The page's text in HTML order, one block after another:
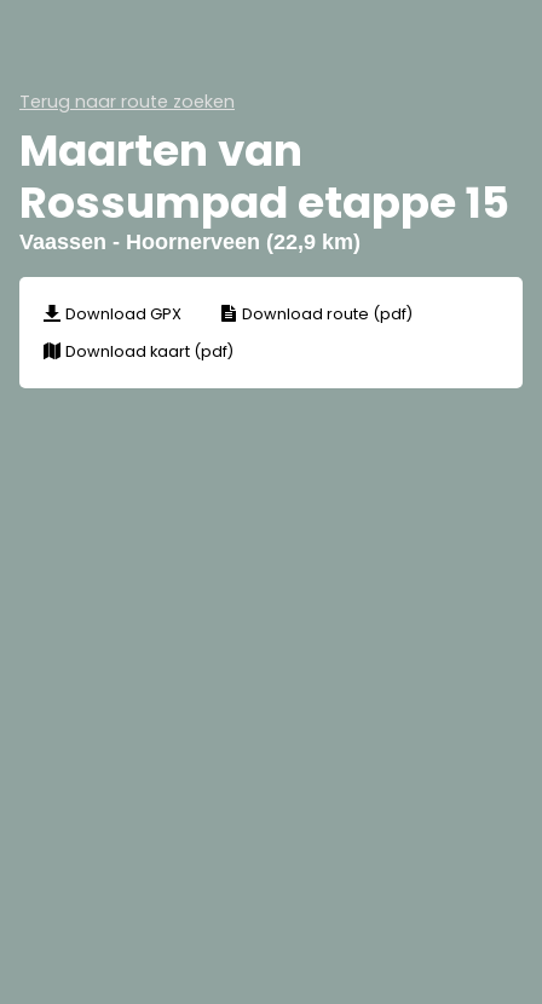
Terug naar route zoeken
Maarten van
Rossumpad etappe 15
Vaassen - Hoornerveen (22,9 km)
Download GPX
Download route (pdf)
Download kaart (pdf)